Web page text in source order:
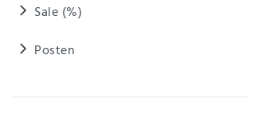
Sale (%)
Posten